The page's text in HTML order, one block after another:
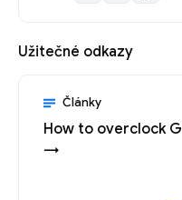
Užitečné odkazy
Články
How to overclock
→